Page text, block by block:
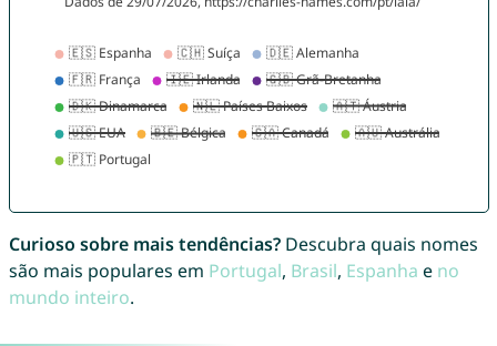
Curioso sobre mais tendências?Descubra quais nomes
são mais populares em Portugal, Brasil, Espanha e no
mundo inteiro.